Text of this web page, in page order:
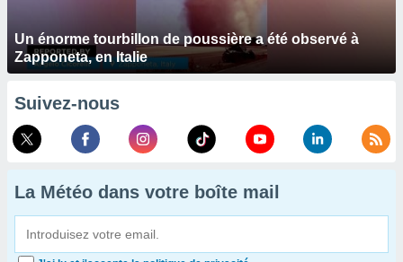
Un énorme tourbillon de poussière a été observé à
Zapponeta, en Italie
Suivez-nous
La Météo dans votre boîte mail